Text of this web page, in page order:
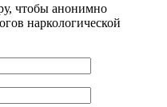
чтобы анонимно
наркологической